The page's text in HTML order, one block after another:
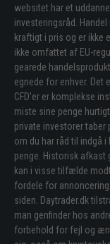
websitet har et
investeringsråd.
kraftigt i pris og er ikke
ikke omfattet af EU-
gearede
egnede for enhver. Det
CFD’er er komplekse
miste sine penge
private investorer taber
om du har råd til indgå
penge. Historisk afkast
kan i visse tilfælde
fordele for
siden. Daytrader.dk
man genfinder hos
forbehold for fejl og